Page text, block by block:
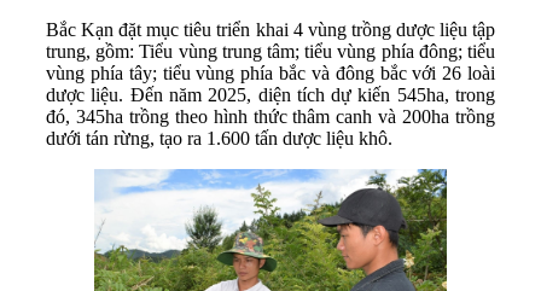
Bắc Kạn đặt mục tiêu triển khai 4 vùng trồng dược liệu tập
trung, gồm: Tiểu vùng trung tâm; tiểu vùng phía đông; tiểu
vùng phía tây; tiểu vùng phía bắc và đông bắc với 26 loài
dược liệu. Ðến năm 2025, diện tích dự kiến 545ha, trong
đó, 345ha trồng theo hình thức thâm canh và 200ha trồng
dưới tán rừng, tạo ra 1.600 tấn dược liệu khô.